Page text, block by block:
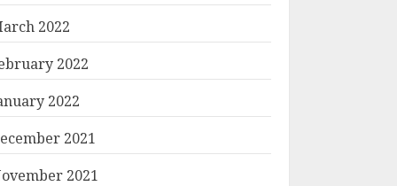
2022
2022
2022
2021
2021